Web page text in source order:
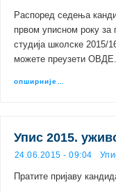
Распоред седења
првом уписном року за
студија школске 2015/
можете преузети ОВДЕ.
опширније…
Упис 2015.
24.06.2015 - 09:04
Пратите пријаву